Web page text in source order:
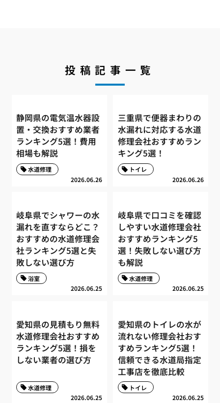
投稿記事一覧
静岡県の電気温水器設
置・交換おすすめ業者
ランキング5選！費用
相場も解説
2026.06.26
水道修理
三重県で便器まわりの
水漏れに対応する水道
修理会社おすすめラン
キング5選！
2026.06.26
トイレ
岐阜県でシャワーの水
漏れを直すならどこ？
おすすめの水道修理会
社ランキング5選と失
敗しない選び方
2026.06.25
浴室
岐阜県で口コミを確認
しやすい水道修理会社
おすすめランキング5
選！失敗しない選び方
も解説
2026.06.25
水道修理
愛知県の見積もり無料
水道修理会社おすすめ
ランキング5選！損を
しない業者の選び方
2026.06.25
水道修理
愛知県のトイレの水が
流れない修理会社おす
すめランキング5選！
信頼できる水道局指定
工事店を徹底比較
2026.06.25
トイレ